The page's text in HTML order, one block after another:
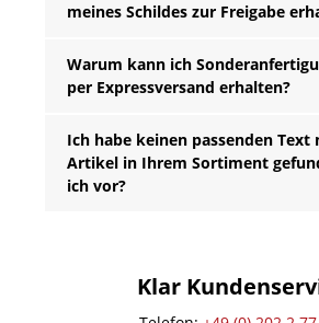
meines Schildes zur Freigabe
Warum kann ich
per Expressversand erhalten?
Ich habe keinen passenden Text
Artikel in Ihrem Sortiment
ich vor?
Klar